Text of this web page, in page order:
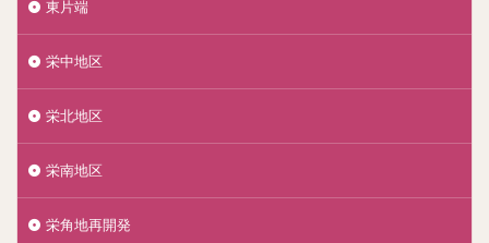
東片端
栄中地区
栄北地区
栄南地区
栄角地再開発